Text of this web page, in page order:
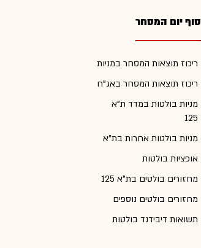
סוף יום המסחר
ריכוז תוצאות המסחר במניות
ריכוז תוצאות המסחר באג"ח
מניות בולטות במדד ת"א
125
מניות בולטות אחרות בת"א
אופציות בולטות
מחזורים בולטים בת"א 125
מחזורים בולטים נוספים
תשואות דיבידנד בולטות